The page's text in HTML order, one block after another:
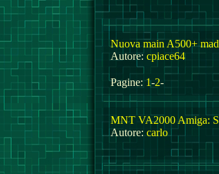
Nuova main A500+
Autore: cpiace64
Pagine: 1-2-
MNT VA2000 Amiga:
Autore: carlo